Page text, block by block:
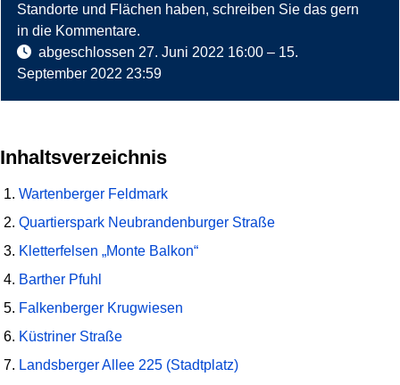
Standorte und Flächen haben, schreiben Sie das gern
in die Kommentare.
abgeschlossen 27. Juni 2022 16:00 – 15.
September 2022 23:59
Inhaltsverzeichnis
Wartenberger Feldmark
Quartierspark Neubrandenburger Straße
Kletterfelsen „Monte Balkon“
Barther Pfuhl
Falkenberger Krugwiesen
Küstriner Straße
Landsberger Allee 225 (Stadtplatz)